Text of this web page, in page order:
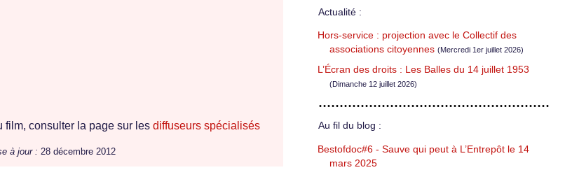
film, consulter la page sur les diffuseurs spécialisés
à jour : 28 décembre 2012
Actualité :
Hors-service : projection avec le Collectif des
associations citoyennes (Mercredi 1er juillet 2026)
L’Écran des droits : Les Balles du 14 juillet 1953
(Dimanche 12 juillet 2026)
Au fil du blog :
Bestofdoc#6 - Sauve qui peut à L’Entrepôt le 14
mars 2025